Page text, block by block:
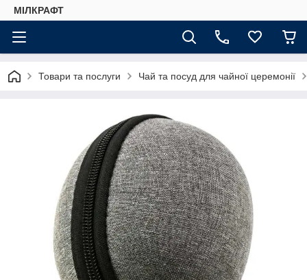
МІЛКРАФТ
Товари та послуги Чай та посуд для чайної церемонії